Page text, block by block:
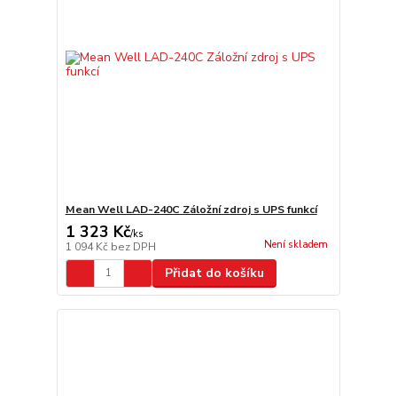
Mean Well LAD-240C Záložní zdroj s UPS funkcí
1 323 Kč/ks
1 094 Kč bez DPH Není skladem
Přidat do košíku